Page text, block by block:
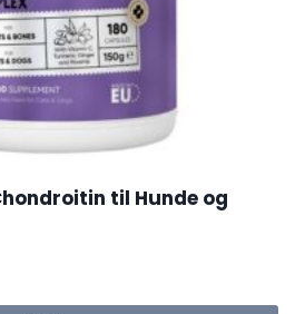
til Hunde og